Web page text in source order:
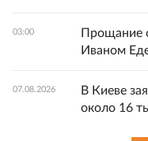
03:00
Прощание
Иваном
07.08.2026
В Киеве
около 16